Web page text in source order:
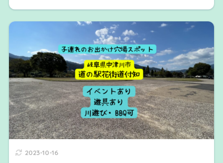
2023-10-16